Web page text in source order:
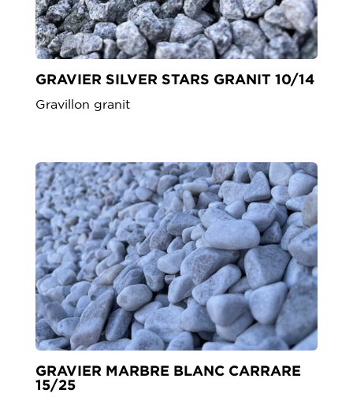
GRAVIER SILVER STARS GRANIT 10/14
Gravillon granit
GRAVIER MARBRE BLANC CARRARE
15/25